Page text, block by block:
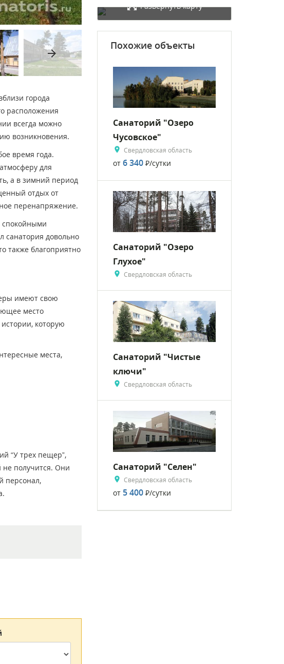
arrow_forward
города
расположения
всегда можно
возникновения.
время года.
для
а в зимний период
отдых от
перенапряжение.
спокойными
санатория довольно
также благоприятно
имеют свою
место
которую
места,
“У трех пещер”,
не получится. Они
персонал,
Развернуть карту
Похожие объекты
Санаторий "Озеро
Чусовское"
Свердловская область
от 6 340 Р/сутки
Санаторий "Озеро
Глухое"
Свердловская область
Санаторий "Чистые
ключи"
Свердловская область
Санаторий "Селен"
Свердловская область
от 5 400 Р/сутки